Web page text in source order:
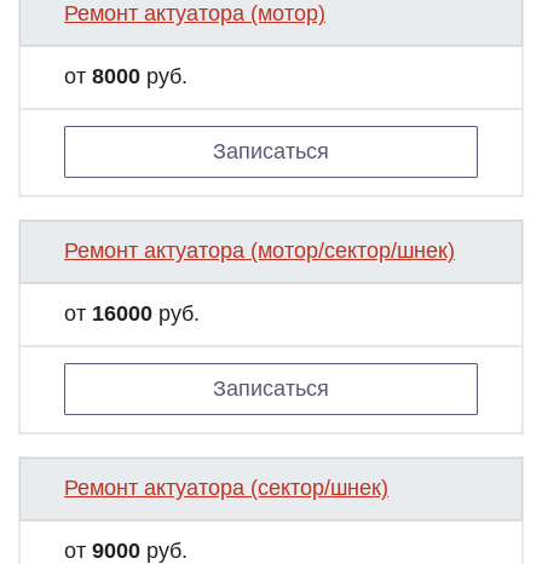
Ремонт актуатора (мотор)
от 8000 руб.
Записаться
Ремонт актуатора (мотор/сектор/шнек)
от 16000 руб.
Записаться
Ремонт актуатора (сектор/шнек)
от 9000 руб.